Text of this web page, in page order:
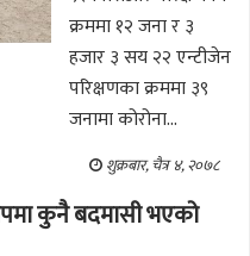
क्रममा १२ जना र ३
हजार ३ सय २२ एन्टीजेन
परिक्षणका क्रममा ३९
जनामा कोरोना...
शुक्रबार, चैत्र ४, २०७८
कुनै बदमासी भएको